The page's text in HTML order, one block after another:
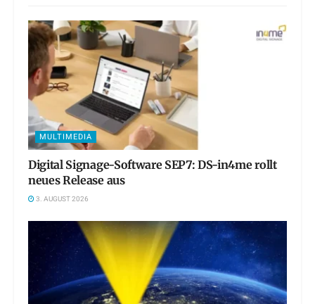
MULTIMEDIA
Digital Signage-Software SEP7: DS-in4me rollt
neues Release aus
3. AUGUST 2026